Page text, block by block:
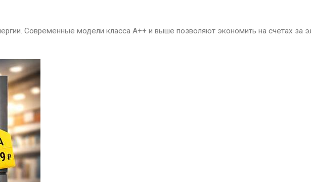
Современные модели класса A++ и выше позволяют экономить на счетах за